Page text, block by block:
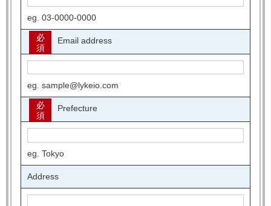
eg. 03-0000-0000
Email address
必
須
eg. sample@lykeio.com
Prefecture
必
須
eg. Tokyo
Address